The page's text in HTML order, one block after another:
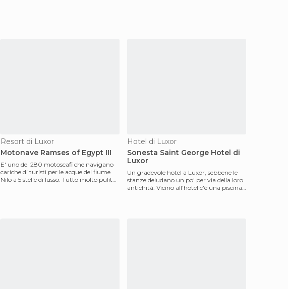
Resort di Luxor
Motonave Ramses of Egypt III
E' uno dei 280 motoscafi che navigano
cariche di turisti per le acque del fiume
Nilo a 5 stelle di lusso. Tutto molto pulito,
Hotel di Luxor
Sonesta Saint George Hotel di
Luxor
Un gradevole hotel a Luxor, sebbene le
stanze deludano un po' per via della loro
antichità. Vicino all'hotel c'è una piscina